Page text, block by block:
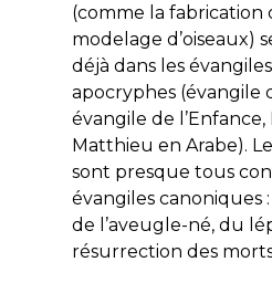
(comme la fabrication
modelage d’oiseaux)
déjà dans les évangiles
apocryphes (évangile
évangile de l’Enfance,
Matthieu en Arabe).
sont presque tous
évangiles canoniques
de l’aveugle-né, du
résurrection des